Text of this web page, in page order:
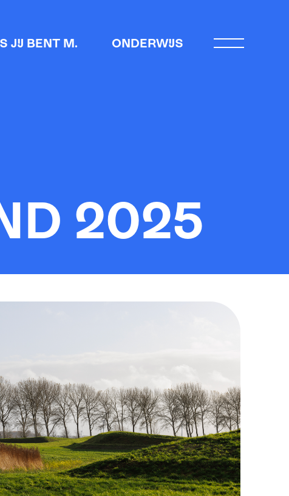
JIJ BENT M. ONDERWIJS
2025